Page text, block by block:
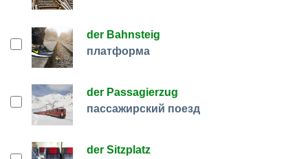
der Bahnsteig
платформа
der Passagierzug
пассажирский поезд
der Sitzplatz